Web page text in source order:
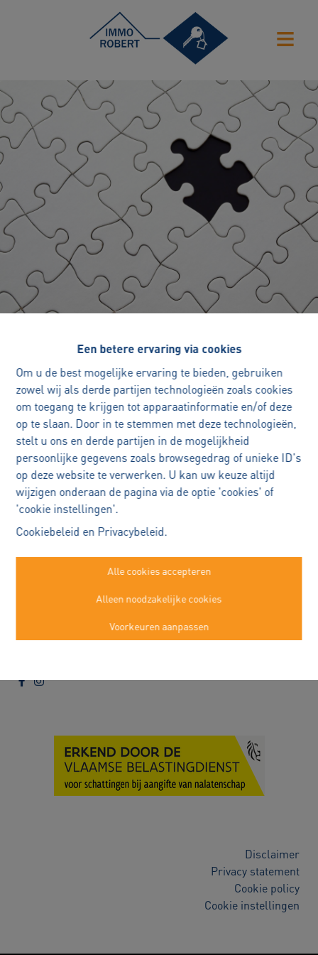
Een betere ervaring via cookies
Om u de best mogelijke ervaring te bieden, gebruiken
zowel wij als derde partijen technologieën zoals cookies
om toegang te krijgen tot apparaatinformatie en/of deze
op te slaan. Door in te stemmen met deze technologieën,
stelt u ons en derde partijen in de mogelijkheid
persoonlijke gegevens zoals browsegedrag of unieke ID's
op deze website te verwerken. U kan uw keuze altijd
wijzigen onderaan de pagina via de optie 'cookies' of
'cookie instellingen'.
Cookiebeleid en Privacybeleid.
Alle cookies accepteren
Alleen noodzakelijke cookies
Voorkeuren aanpassen
Oeps, deze pagina bestaat niet
meer
Te koop Te huur
Immo Robert Buggenhout
Kasteelstraat 22a
052/89.50.99
Disclaimer
Privacy statement
Cookie policy
Cookie instellingen